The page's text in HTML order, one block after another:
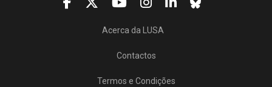
Acerca da LUSA
Contactos
Termos e Condições